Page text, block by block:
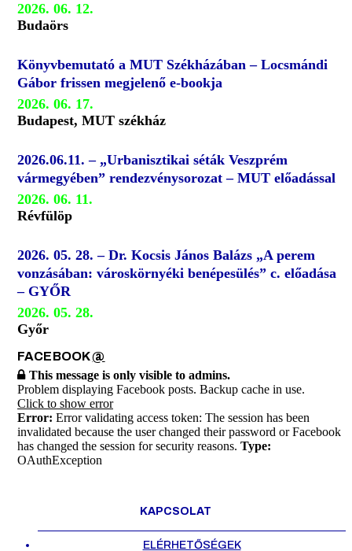
2026. 06. 12.
Budaörs
Könyvbemutató a MUT Székházában – Locsmándi
Gábor frissen megjelenő e-bookja
2026. 06. 17.
Budapest, MUT székház
2026.06.11. – „Urbanisztikai séták Veszprém
vármegyében” rendezvénysorozat – MUT előadással
2026. 06. 11.
Révfülöp
2026. 05. 28. – Dr. Kocsis János Balázs „A perem
vonzásában: városkörnyéki benépesülés” c. előadása
– GYŐR
2026. 05. 28.
Győr
FACEBOOK@
This message is only visible to admins.
Problem displaying Facebook posts. Backup cache in use.
Click to show error
Error: Error validating access token: The session has been
invalidated because the user changed their password or Facebook
has changed the session for security reasons. Type:
OAuthException
KAPCSOLAT
ELÉRHETŐSÉGEK